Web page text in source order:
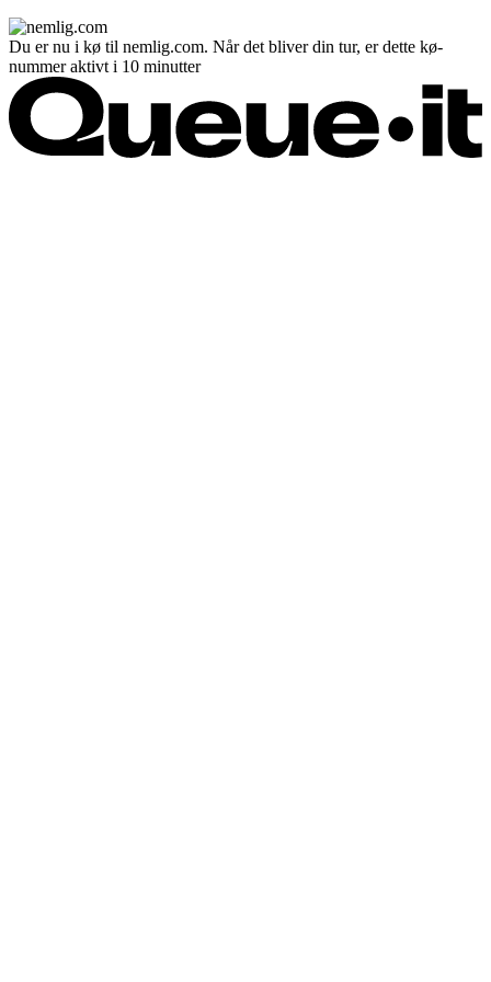
Du er nu i kø til nemlig.com. Når det bliver din tur, er dette kø-
nummer aktivt i 10 minutter